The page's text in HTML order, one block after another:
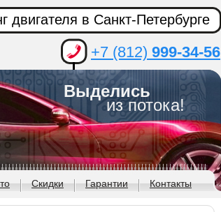
Выделись
из потока!
двигателя в Санкт-Петербурге
+7 (812) 999-34-56
Скидки Гарантии Контакты